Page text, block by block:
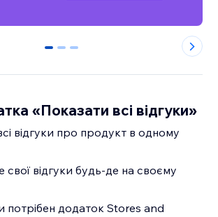
0 1 2
«Показати всі відгуки»
відгуки про продукт в одному
свої відгуки будь-де на своєму
потрібен додаток Stores and